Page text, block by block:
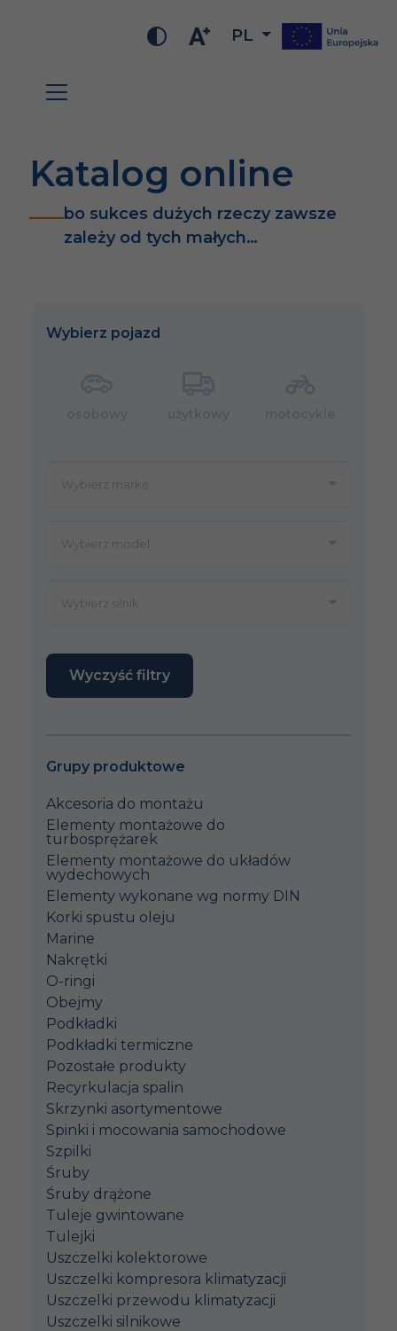
PL
Katalog online
bo sukces dużych rzeczy zawsze
zależy od tych małych…
Wybierz pojazd
Wyczyść filtry
Grupy produktowe
Akcesoria do montażu
Elementy montażowe do
turbosprężarek
Elementy montażowe do układów
wydechowych
Elementy wykonane wg normy DIN
Korki spustu oleju
Marine
Nakrętki
O-ringi
Obejmy
Podkładki
Podkładki termiczne
Pozostałe produkty
Recyrkulacja spalin
Skrzynki asortymentowe
Spinki i mocowania samochodowe
Szpilki
Śruby
Śruby drążone
Tuleje gwintowane
Tulejki
Uszczelki kolektorowe
Uszczelki kompresora klimatyzacji
Uszczelki przewodu klimatyzacji
Uszczelki silnikowe